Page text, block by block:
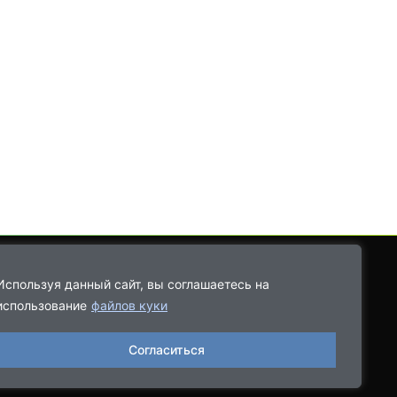
данный сайт, вы соглашаетесь на
файлов куки
Согласиться
9021-68-08-43